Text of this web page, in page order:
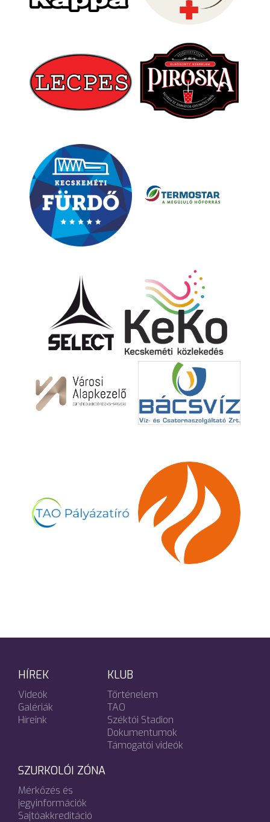
HÍREK
Videók
Galériák
Híreink
KLUB
Történelem
TAO
Széktói Stadion
Dokumentumok
Támogatói videók
SZURKOLÓI ZÓNA
Mérkőzés és
jegyinformációk
Sajtóakkreditáció